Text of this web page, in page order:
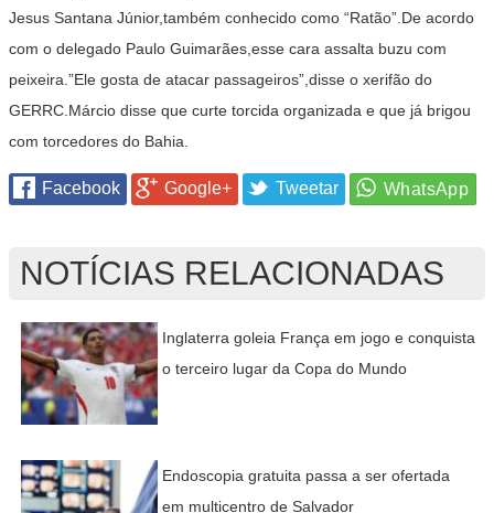
Jesus Santana Júnior,também conhecido como “Ratão”.De acordo
com o delegado Paulo Guimarães,esse cara assalta buzu com
peixeira.”Ele gosta de atacar passageiros”,disse o xerifão do
GERRC.Márcio disse que curte torcida organizada e que já brigou
com torcedores do Bahia.
Facebook Google+ Tweetar
NOTÍCIAS RELACIONADAS
Inglaterra goleia França em jogo e conquista
o terceiro lugar da Copa do Mundo
Endoscopia gratuita passa a ser ofertada
em multicentro de Salvador